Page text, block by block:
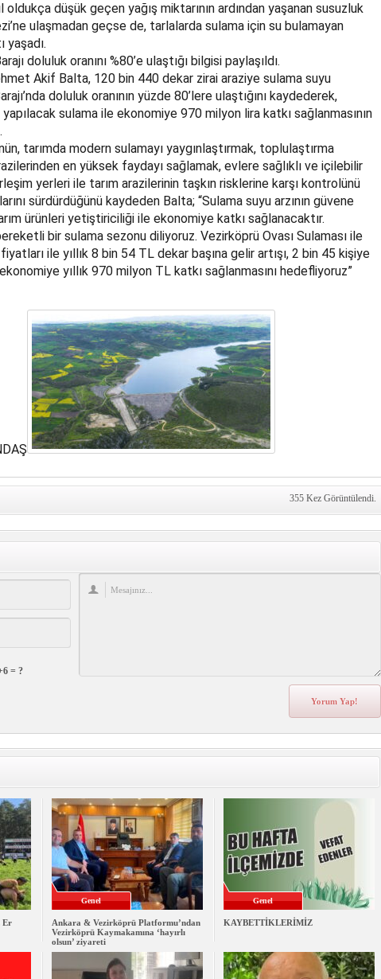
düşük geçen yağış miktarının ardından yaşanan susuzluk
ulaşmadan geçse de, tarlalarda sulama için su bulamayan
yaşadı.
doluluk oranını %80’e ulaştığı bilgisi paylaşıldı.
Akif Balta, 120 bin 440 dekar zirai araziye sulama suyu
doluluk oranının yüzde 80’lere ulaştığını kaydederek,
yapılacak sulama ile ekonomiye 970 milyon lira katkı sağlanmasının
tarımda modern sulamayı yaygınlaştırmak, toplulaştırma
en yüksek faydayı sağlamak, evlere sağlıklı ve içilebilir
yerleri ile tarım arazilerinin taşkın risklerine karşı kontrolünü
sürdürdüğünü kaydeden Balta; “Sulama suyu arzının güvene
ürünleri yetiştiriciliği ile ekonomiye katkı sağlanacaktır.
bir sulama sezonu diliyoruz. Vezirköprü Ovası Sulaması ile
ile yıllık 8 bin 54 TL dekar başına gelir artışı, 2 bin 45 kişiye
yıllık 970 milyon TL katkı sağlanmasını hedefliyoruz”
355 Kez Görüntülendi.
= ?
Er
Genel
Ankara & Vezirköprü Platformu’ndan
Vezirköprü Kaymakamına ‘hayırlı
olsun’ ziyareti
Genel
KAYBETTİKLERİMİZ